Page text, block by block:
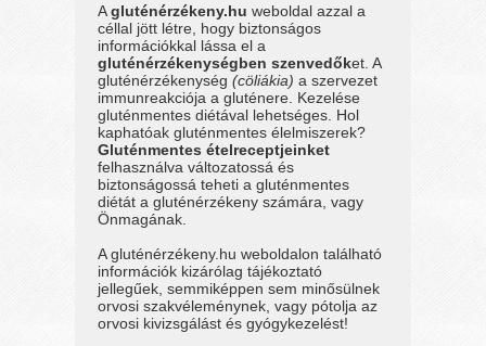
Agluténérzékeny.hu weboldal azzal a
céllal jött létre, hogy biztonságos
információkkal lássa el a
gluténérzékenységben szenvedőket. A
gluténérzékenység(cöliákia) a szervezet
immunreakciója a gluténere. Kezelése
gluténmentes diétával lehetséges. Hol
kaphatóak gluténmentes élelmiszerek?
Gluténmentes ételreceptjeinket
felhasználva változatossá és
biztonságossá teheti a gluténmentes
diétát a gluténérzékeny számára, vagy
Önmagának.
A gluténérzékeny.hu weboldalon található
információk kizárólag tájékoztató
jellegűek, semmiképpen sem minősülnek
orvosi szakvéleménynek, vagy pótolja az
orvosi kivizsgálást és gyógykezelést!